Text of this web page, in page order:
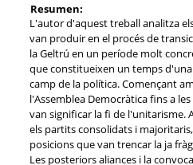
Resumen:
L'autor d'aquest treball analitza
van produir en el procés de
la Geltrú en un període molt
que constitueixen un temps
camp de la política. Començant
l'Assemblea Democràtica fins a
van significar la fi de l'unitarisme.
els partits consolidats i
posicions que van trencar la ja
Les posteriors aliances i la